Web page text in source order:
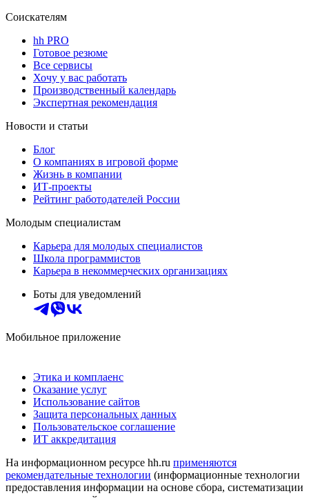
Соискателям
hh PRO
Готовое резюме
Все сервисы
Хочу у вас работать
Производственный календарь
Экспертная рекомендация
Новости и статьи
Блог
О компаниях в игровой форме
Жизнь в компании
ИТ-проекты
Рейтинг работодателей России
Молодым специалистам
Карьера для молодых специалистов
Школа программистов
Карьера в некоммерческих организациях
Боты для уведомлений
Мобильное приложение
Этика и комплаенс
Оказание услуг
Использование сайтов
Защита персональных данных
Пользовательское соглашение
ИТ аккредитация
На информационном ресурсе hh.ru применяются
рекомендательные технологии (информационные технологии
предоставления информации на основе сбора, систематизации